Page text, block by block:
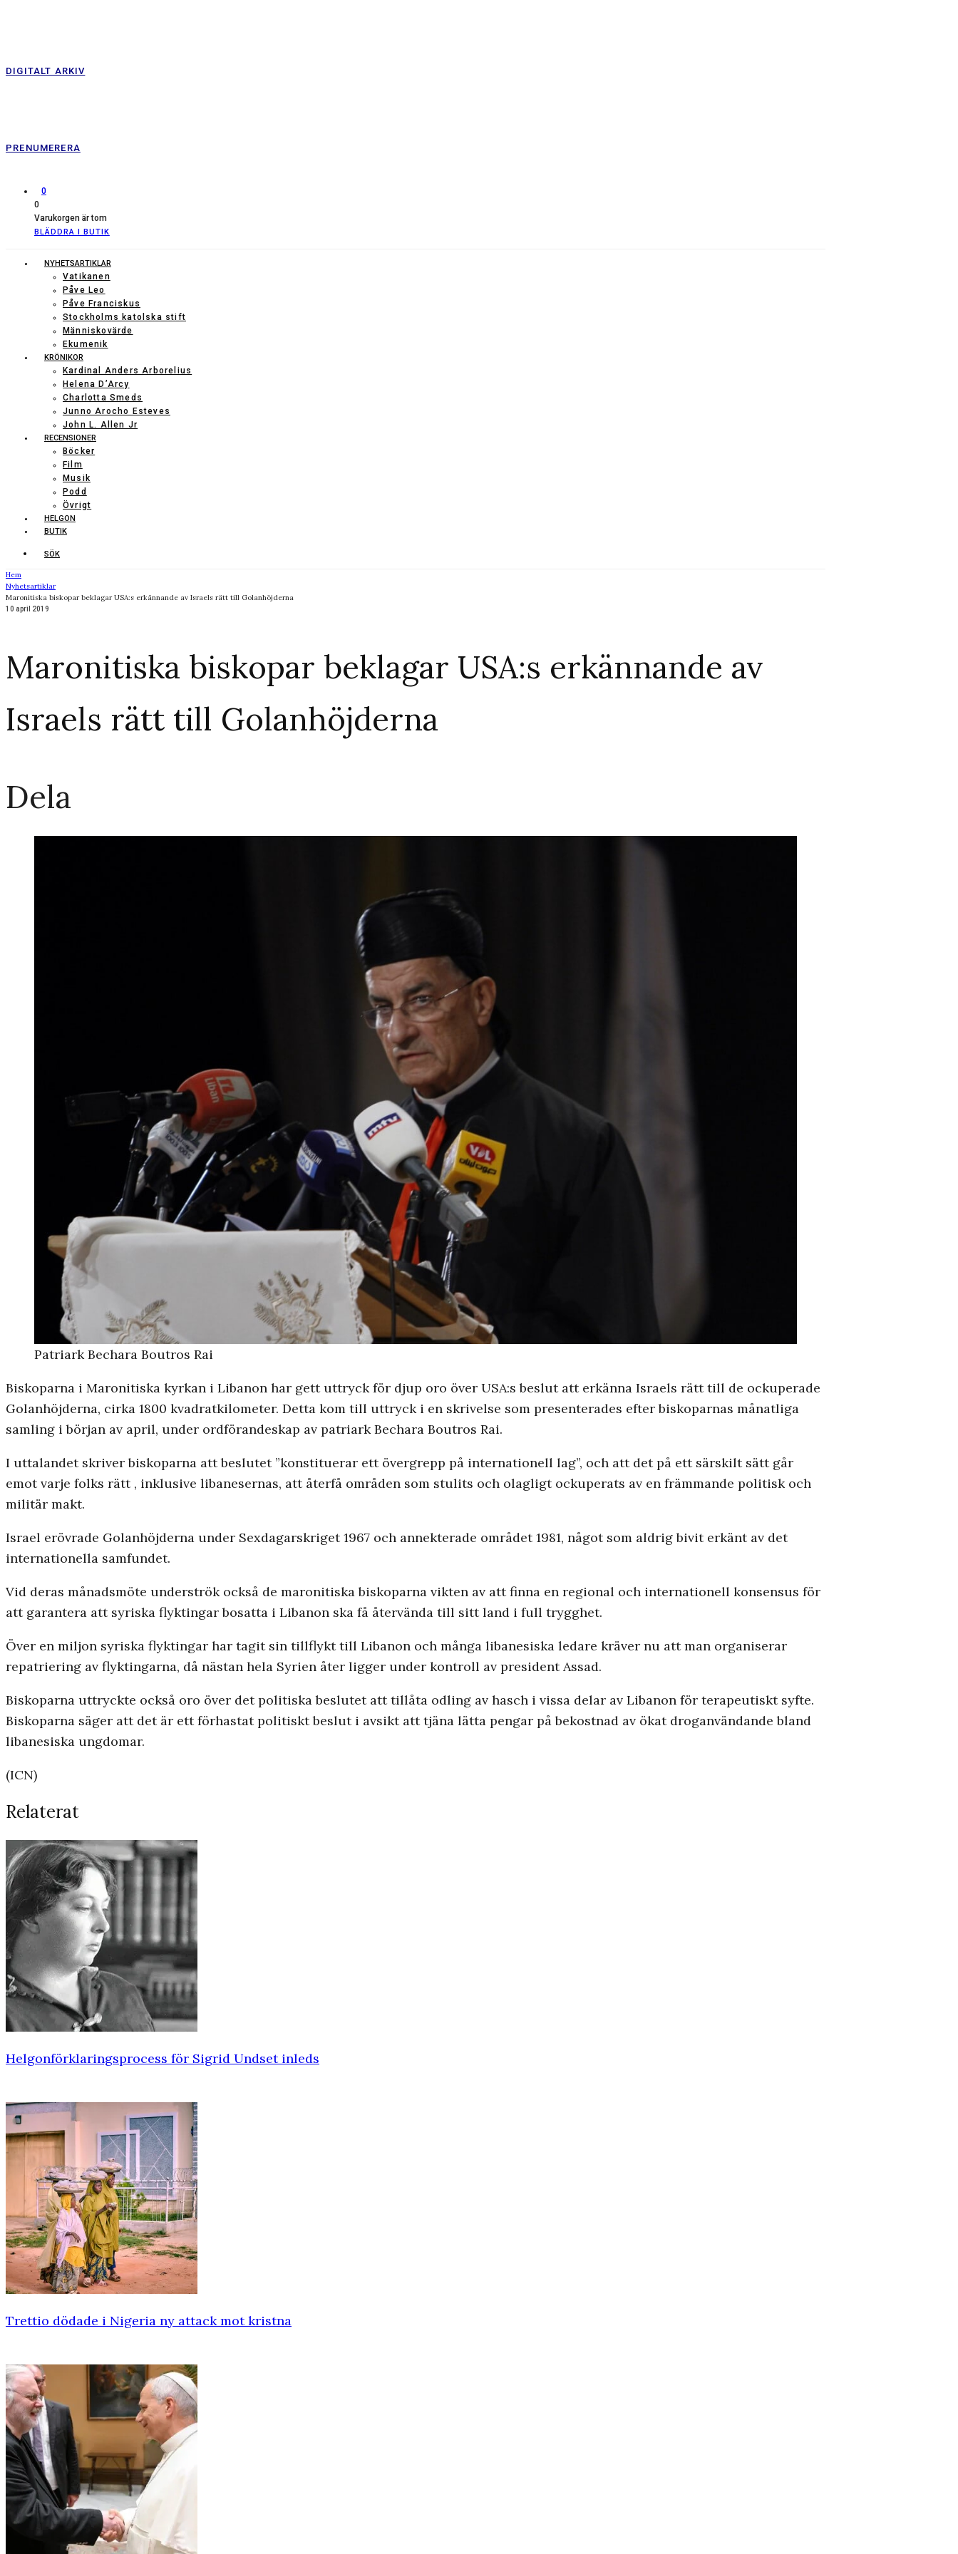
DIGITALT ARKIV
PRENUMERERA
0
0
Varukorgen är tom
BLÄDDRA I BUTIK
NYHETSARTIKLAR
Vatikanen
Påve Leo
Påve Franciskus
Stockholms katolska stift
Människovärde
Ekumenik
KRÖNIKOR
Kardinal Anders Arborelius
Helena D’Arcy
Charlotta Smeds
Junno Arocho Esteves
John L. Allen Jr
RECENSIONER
Böcker
Film
Musik
Podd
Övrigt
HELGON
BUTIK
SÖK
Hem
Nyhetsartiklar
Maronitiska biskopar beklagar USA:s erkännande av Israels rätt till Golanhöjderna
10 april 2019
Maronitiska biskopar beklagar USA:s erkännande av
Israels rätt till Golanhöjderna
Dela
Patriark Bechara Boutros Rai
Biskoparna i Maronitiska kyrkan i Libanon har gett uttryck för djup oro över USA:s beslut att erkänna Israels rätt till de ockuperade
Golanhöjderna, cirka 1800 kvadratkilometer. Detta kom till uttryck i en skrivelse som presenterades efter biskoparnas månatliga
samling i början av april, under ordförandeskap av patriark Bechara Boutros Rai.
I uttalandet skriver biskoparna att beslutet ”konstituerar ett övergrepp på internationell lag”, och att det på ett särskilt sätt går
emot varje folks rätt , inklusive libanesernas, att återfå områden som stulits och olagligt ockuperats av en främmande politisk och
militär makt.
Israel erövrade Golanhöjderna under Sexdagarskriget 1967 och annekterade området 1981, något som aldrig bivit erkänt av det
internationella samfundet.
Vid deras månadsmöte underströk också de maronitiska biskoparna vikten av att finna en regional och internationell konsensus för
att garantera att syriska flyktingar bosatta i Libanon ska få återvända till sitt land i full trygghet.
Över en miljon syriska flyktingar har tagit sin tillflykt till Libanon och många libanesiska ledare kräver nu att man organiserar
repatriering av flyktingarna, då nästan hela Syrien åter ligger under kontroll av president Assad.
Biskoparna uttryckte också oro över det politiska beslutet att tillåta odling av hasch i vissa delar av Libanon för terapeutiskt syfte.
Biskoparna säger att det är ett förhastat politiskt beslut i avsikt att tjäna lätta pengar på bekostnad av ökat droganvändande bland
libanesiska ungdomar.
(ICN)
Relaterat
Helgonförklaringsprocess för Sigrid Undset inleds
Trettio dödade i Nigeria ny attack mot kristna